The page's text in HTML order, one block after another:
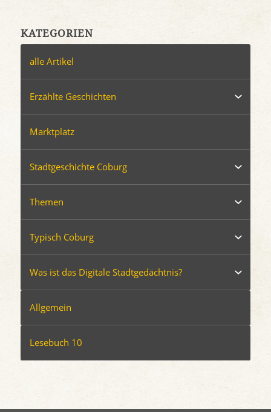
KATEGORIEN
alle Artikel
Erzählte Geschichten
Marktplatz
Stadtgeschichte Coburg
Themen
Typisch Coburg
Was ist das Digitale Stadtgedächtnis?
Allgemein
Lesebuch 10